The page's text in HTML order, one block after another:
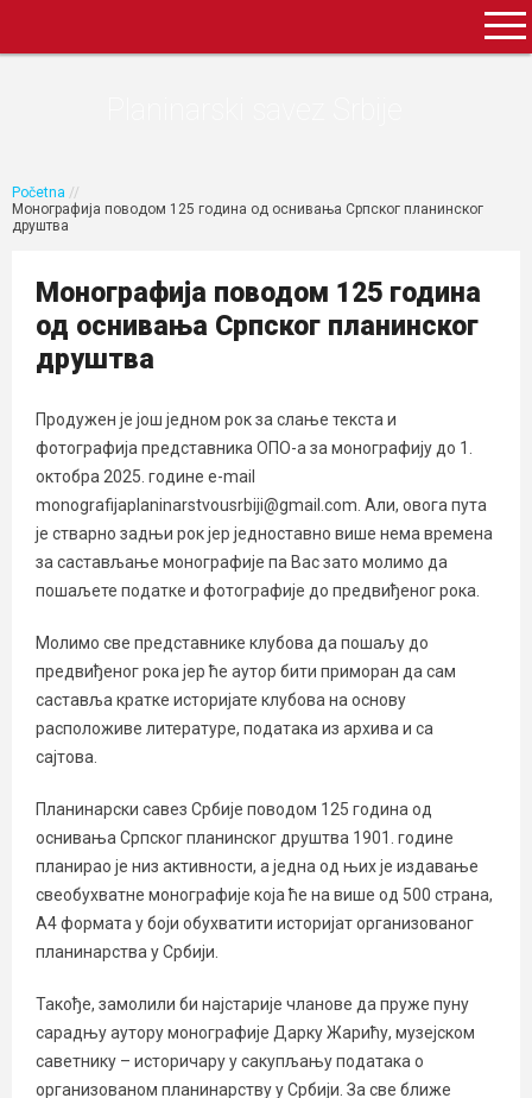
Početna //
Mонографијa поводом 125 година од оснивања Српског планинског
друштва
Mонографијa поводом 125 година
од оснивања Српског планинског
друштва
Продужен је још једном рок за слање текста и
фотографија представника ОПО-а за монографију до 1.
октобра 2025. године e-mail
monografijaplaninarstvousrbiji@gmail.com. Али, овога пута
је стварно задњи рок јер једноставно више нема времена
за састављање монографије па Вас зато молимо да
пошаљете податке и фотографије до предвиђеног рока.
Молимо све представнике клубова да пошаљу до
предвиђеног рока јер ће аутор бити приморан да сам
саставља кратке историјате клубова на основу
расположиве литературе, података из архива и са
сајтова.
Планинарски савез Србије поводом 125 година од
оснивања Српског планинског друштва 1901. године
планирао је низ активности, а једна од њих је издавање
свеобухватне монографије која ће на више од 500 страна,
А4 формата у боји обухватити историјат организованог
планинарства у Србији.
Такође, замолили би најстарије чланове да пруже пуну
сарадњу аутору монографије Дарку Жарићу, музејском
саветнику – историчару у сакупљању података о
организованом планинарству у Србији. За све ближе